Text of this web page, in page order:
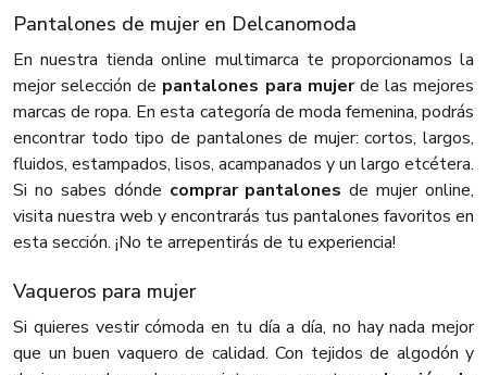
Pantalones de mujer en Delcanomoda
En nuestra tienda online multimarca te proporcionamos la
mejor selección de pantalones para mujerde las mejores
marcas de ropa. En esta categoría de moda femenina, podrás
encontrar todo tipo de pantalones de mujer: cortos, largos,
fluidos, estampados, lisos, acampanados y un largo etcétera.
Si no sabes dónde comprar pantalones de mujer online,
visita nuestra web y encontrarás tus pantalones favoritos en
esta sección. ¡No te arrepentirás de tu experiencia!
Vaqueros para mujer
Si quieres vestir cómoda en tu día a día, no hay nada mejor
que un buen vaquero de calidad. Con tejidos de algodón y